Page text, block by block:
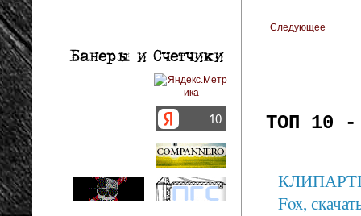
Следующее
ТОП 10 -
КЛИПАРТЫ:
Fox,